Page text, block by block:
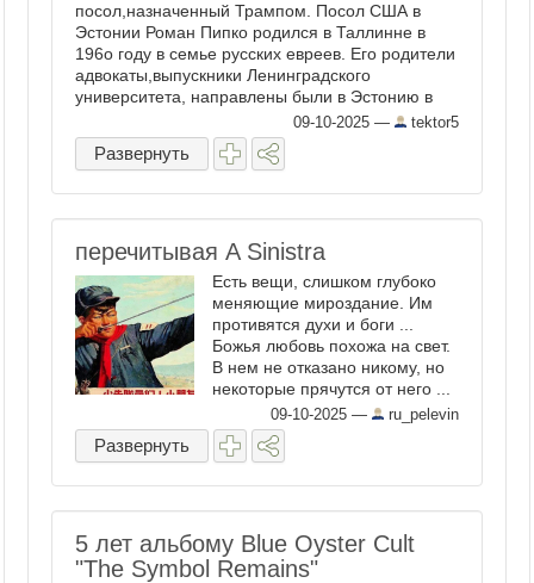
посол,назначенный Трампом. Посол США в
Эстонии Роман Пипко родился в Таллинне в
196о году в семье русских евреев. Его родители
адвокаты,выпускники Ленинградского
университета, направлены были в Эстонию в
рамках русификации. Роман Пипко закончил
юридический ...
09-10-2025 — tektor5
Развернуть
перечитывая A Sinistra
Есть вещи, слишком глубоко
меняющие мироздание. Им
противятся духи и боги ...
Божья любовь похожа на свет.
В нем не отказано никому, но
некоторые прячутся от него ...
09-10-2025 — ru_pelevin
Развернуть
5 лет альбому Blue Oyster Cult
"The Symbol Remains"